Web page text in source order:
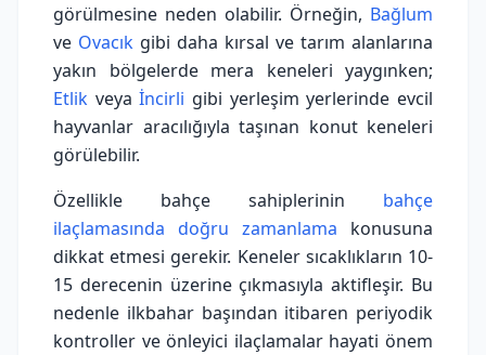
görülmesine neden olabilir. Örneğin, Bağlum
ve Ovacık gibi daha kırsal ve tarım alanlarına
yakın bölgelerde mera keneleri yaygınken;
Etlik veyaİncirli gibi yerleşim yerlerinde evcil
hayvanlar aracılığıyla taşınan konut keneleri
görülebilir.
Özellikle bahçe sahiplerinin bahçe
ilaçlamasında doğru zamanlama konusuna
dikkat etmesi gerekir. Keneler sıcaklıkların 10-
15 derecenin üzerine çıkmasıyla aktifleşir. Bu
nedenle ilkbahar başından itibaren periyodik
kontroller ve önleyici ilaçlamalar hayati önem